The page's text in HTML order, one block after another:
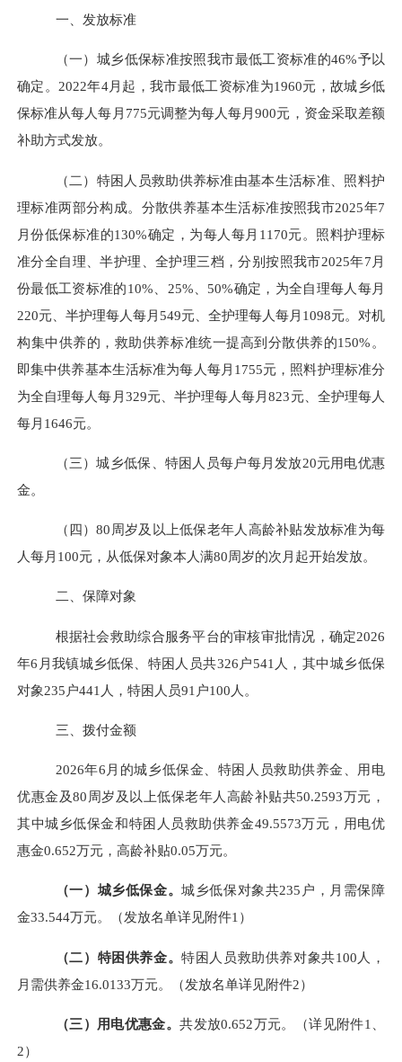
一、发放标准
（一） 城乡低保标准按照我市最低工资标准的46%予以
确定。2022年4月起，我市最低工资标准为1960元，故城乡低
保标准从每人每月775元调整为每人每月900元， 资金采取差额
补助方式发放。
（二） 特困人员救助供养标准由基本生活标准、照料护
理标准两部分构成。分散供养基本生活标准按照我市2025年7
月份低保标准的130%确定，为每人每月 1170元。照料护理标
准分全自理、半护理、全护理三档，分别按照我市2025年7 月
份最低工资标准的10% 25% 50%确定，为全自理每人每月
220元、半护理每人每月 549元、全护理每人每月 1098元。对机
构集中供养的，救助供养标准统一提高到分散供养的150% 。
即集中供养基本生活标准为每人每月 1755元，照料护理标准分
为全自理每人每月329元、半护理每人每月823元、全护理每人
每月 1646元。
（三）城乡低保、特困人员每户每月发放20元用电优惠
金。
（四）80周岁及 以上低保老年人高龄补贴发放标准为每
人每月 100元，从低保对象本人满80周岁的次月起开始发放。
二、保障对象
根据社会救助综合服务平台的审核审批情况，确定2026
年6 月我镇城乡低保、 特困人员共326 户541 人，其中城乡低保
对象235 户441 人，特困人员91 户100 人。
三、拨付金额
2026年6 月的城乡低保金、特困人员救助供养金、用电
优惠金及80周岁及以上低保老年人高龄补贴共50.2593万元，
其中城乡低保金和特困人员救助供养金49.5573万元，用电优
惠金0.652万元，高龄补贴0.05万元。
（一）城乡低保金。城乡低保对象共235 户，月需保障
金33.544万元。 （发放名单详见附件1）
（二）特困供养金。特困人员救助供养对象共100 人，
月需供养金16.0133万元。 （发放名单详见附件2）
（三）用电优惠金。共发放0.652万元。 （详见附件1、
2）